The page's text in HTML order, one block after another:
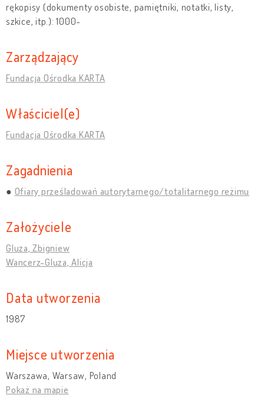
rękopisy (dokumenty osobiste, pamiętniki, notatki, listy,
szkice, itp.): 1000-
Zarządzający
Fundacja Ośrodka KARTA
Właściciel(e)
Fundacja Ośrodka KARTA
Zagadnienia
Ofiary prześladowań autorytarnego/totalitarnego reżimu
Założyciele
Gluza, Zbigniew
Wancerz-Gluza, Alicja
Data utworzenia
1987
Miejsce utworzenia
Warszawa, Warsaw, Poland
Pokaż na mapie